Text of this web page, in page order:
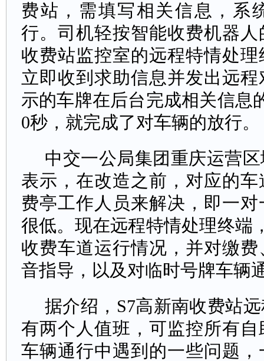
费站，需填写相关信息，系
行。司机轻按智能收费机器
收费站监控室的远程特情处
立即收到求助信息并发出远
示的车牌在后台完成相关信息
0秒，就完成了对车辆的放行。
中交一公局集团重庆运营
表示，在改造之前，对应的
费亭工作人员来解决，即一
很低。现在远程特情处理终端
收费车道运行情况，并对缴
音指导，以及对临时号牌车辆
据介绍，S7高新南收费站
有两个人值班，可监控所有
车辆通行中遇到的一些问题